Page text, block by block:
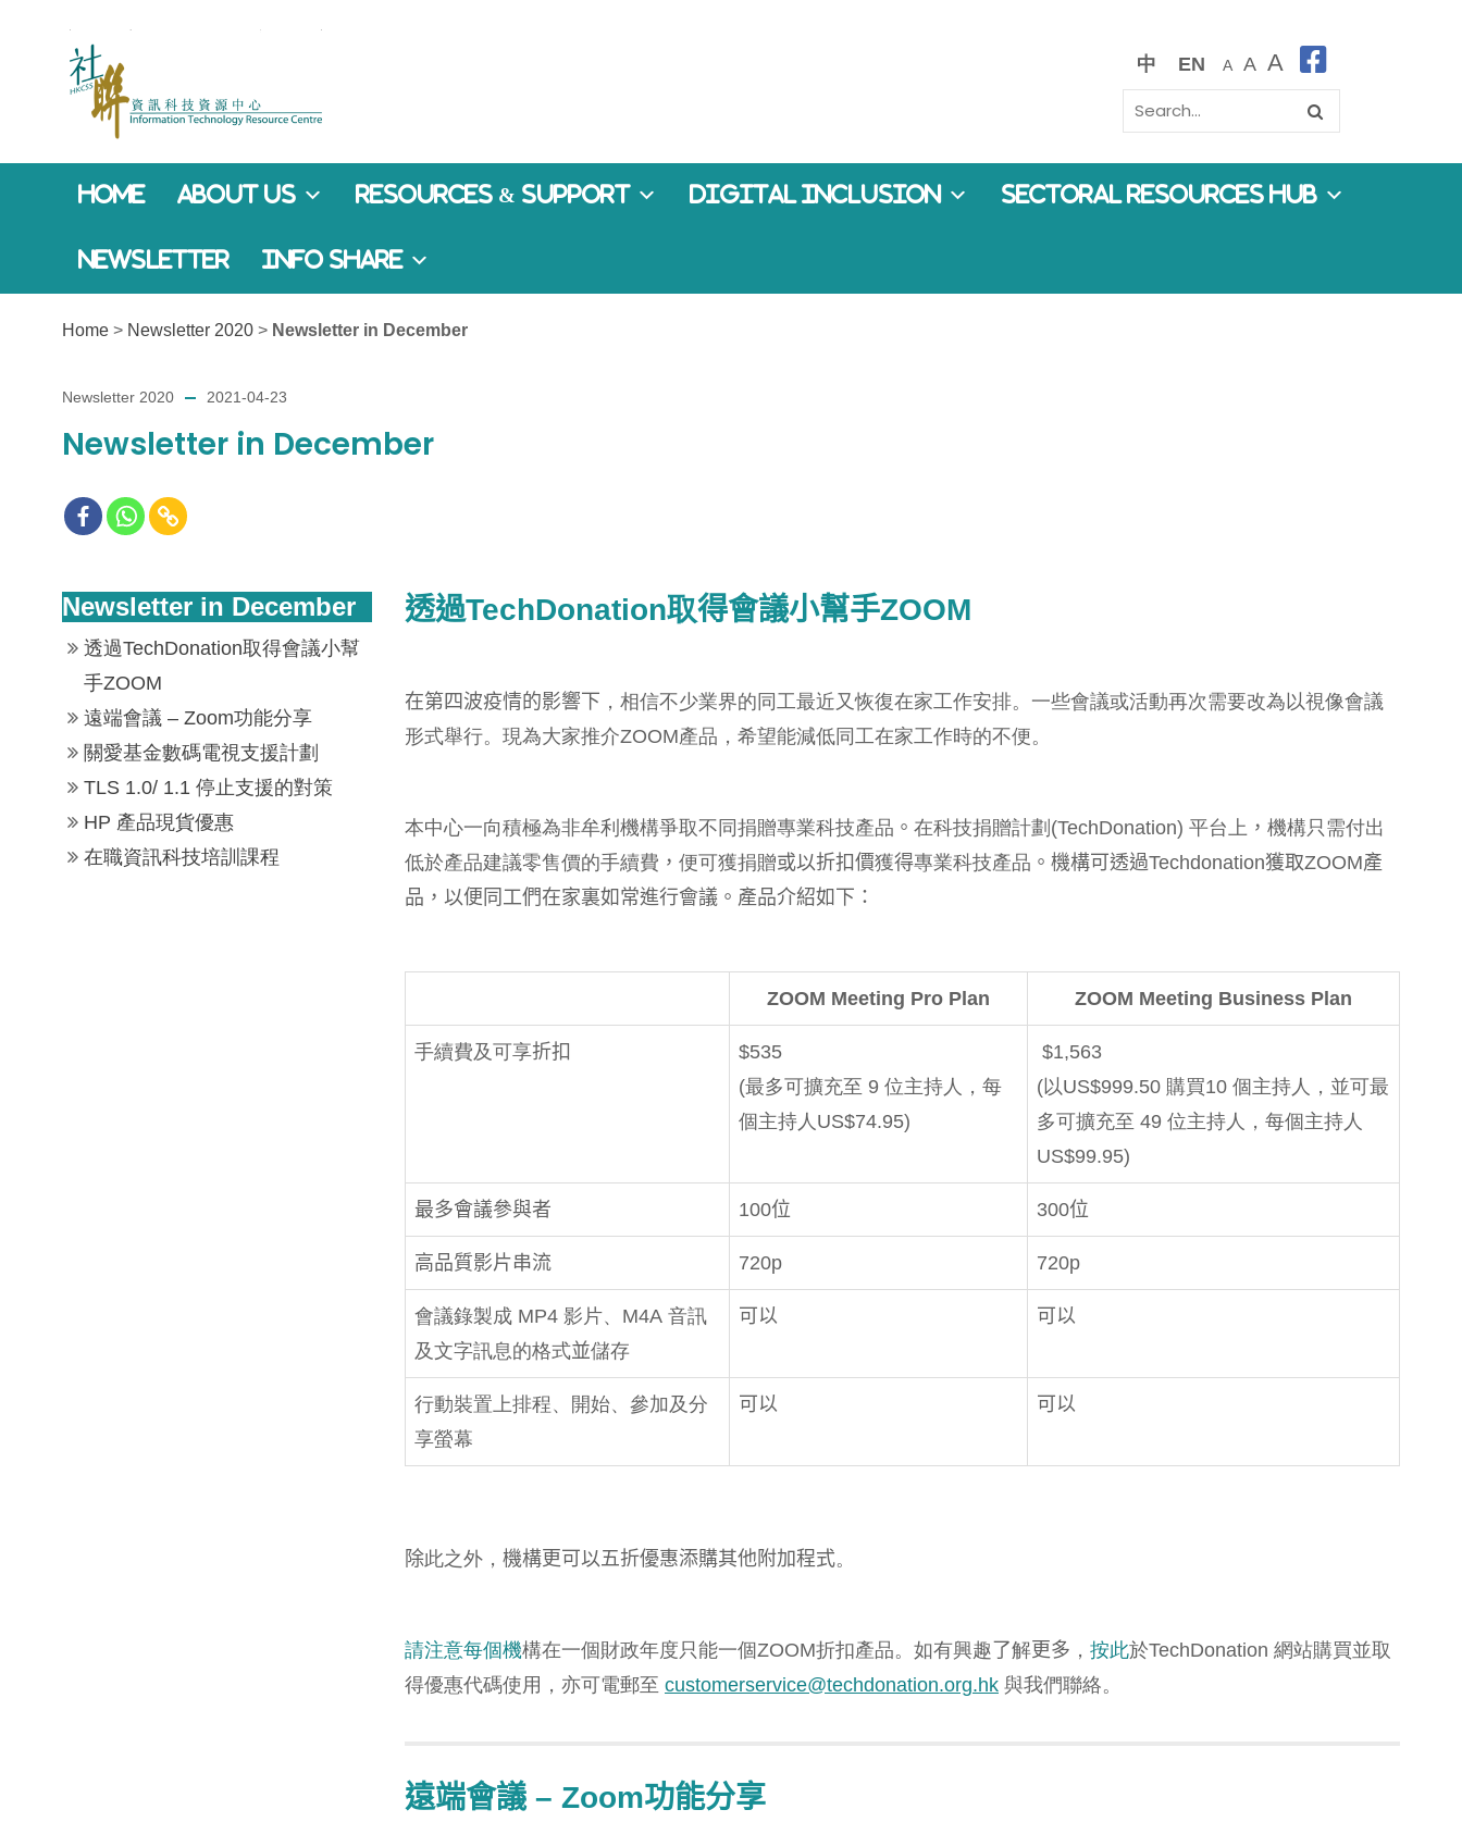
中 EN A A A
Home About Us Resources & Support Digital Inclusion Sectoral Resources Hub
Newsletter Info Share
Home > Newsletter 2020 > Newsletter in December
Newsletter 2020 2021-04-23
Newsletter in December
Newsletter in December
透過TechDonation取得會議小幫
手ZOOM
遠端會議 – Zoom功能分享
關愛基金數碼電視支援計劃
TLS 1.0/ 1.1 停止支援的對策
HP 產品現貨優惠
在職資訊科技培訓課程
透過TechDonation取得會議小幫手ZOOM
在第四波疫情的影響下 ，相信不少業界的同工最近又恢復在家工作安排。一些會議或活動再次需要改為以視像會議
形式舉行。現為大家推介ZOOM產品，希望能減低同工在家工作時的不便。
本中心一向積極為非牟利機構爭取不同捐贈專業科技產品 。 在科技捐贈計劃(TechDonation) 平台上 ， 機構只需付出
低於產品建議零售價的手續費 ， 便可獲捐贈或以折扣價獲得專業科技產品 。機構可透過Techdonation獲取ZOOM產
品，以便同工們在家裏如常進行會議。產品介紹如下：
ZOOM Meeting Pro Plan ZOOM Meeting Business Plan
手續費及可享折扣
$535
(最多可擴充至 9 位主持人，每
個主持人US$74.95)
$1,563
(以US$999.50 購買10 個主持人，並可最
多可擴充至 49 位主持人，每個主持人
US$99.95)
最多會議參與者 100位 300位
高品質影片串流 720p 720p
會議錄製成 MP4 影片、M4A 音訊
及文字訊息的格式並儲存
可以 可以
行動裝置上排程、開始、參加及分
享螢幕
可以 可以
除此之外， 機構更可以五折優惠添購其他附加程式。
請注意每個機構在一個財政年度只能一個ZOOM折扣產品。如有興趣了解更多 ， 按此於TechDonation 網站購買並取
得優惠代碼使用，亦可電郵至 customerservice@techdonation.org.hk 與我們聯絡。
遠端會議– Zoom功能分享